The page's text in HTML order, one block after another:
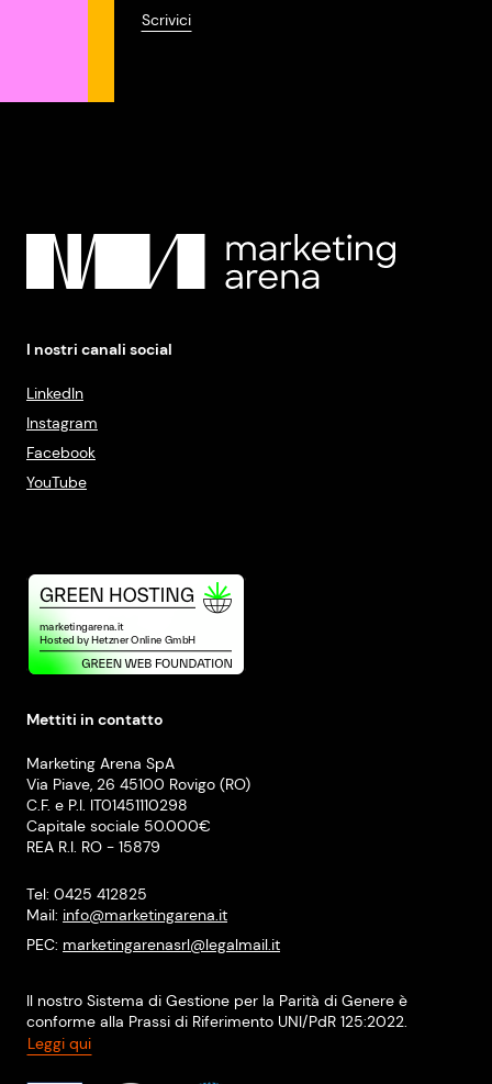
Scrivici
I nostri canali social
LinkedIn
Instagram
Facebook
YouTube
Mettiti in contatto
Marketing Arena SpA
Via Piave, 26 45100 Rovigo (RO)
C.F. e P.I. IT01451110298
Capitale sociale 50.000€
REA R.I. RO - 15879
Tel: 0425 412825
Mail: info@marketingarena.it
PEC: marketingarenasrl@legalmail.it
Il nostro Sistema di Gestione per la Parità di Genere è
conforme alla Prassi di Riferimento UNI/PdR 125:2022.
Leggi qui